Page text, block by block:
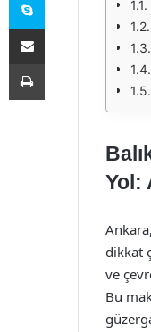
Yol:
dikkat
ve
Bu
E-Posta ile paylaş